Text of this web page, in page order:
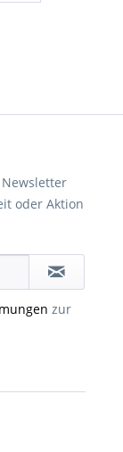
oder Aktion
zur